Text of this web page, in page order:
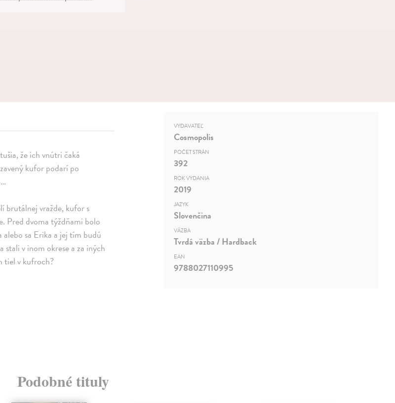
že ich vnútri čaká
kufor podarí po
brutálnej vražde, kufor s
Pred dvoma týždňami bolo
sa Erika a jej tím budú
stali v inom okrese a za iných
tiel v kufroch?
VYDAVATEĽ
Cosmopolis
POČET STRÁN
392
ROK VYDANIA
2019
JAZYK
Slovenčina
VÄZBA
Tvrdá väzba / Hardback
EAN
9788027110995
Podobné tituly